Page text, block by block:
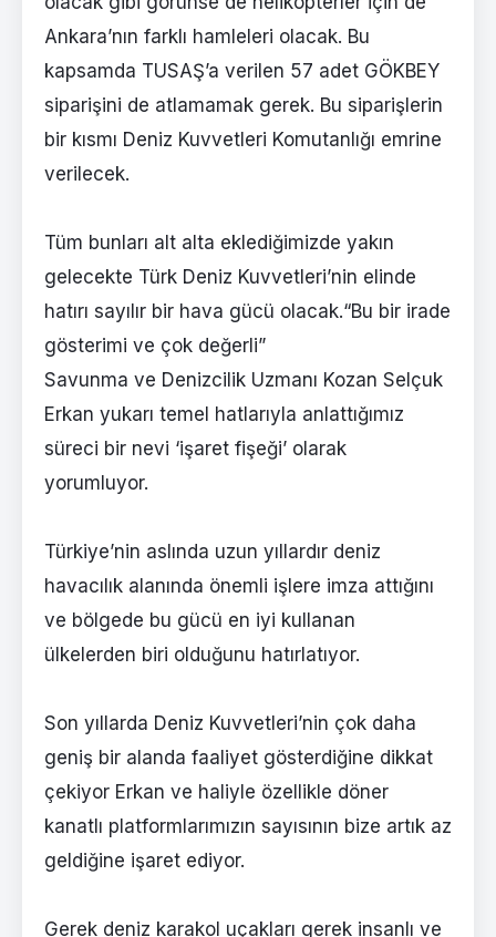
Ankara’nın farklı hamleleri olacak. Bu
kapsamda TUSAŞ’a verilen 57 adet GÖKBEY
siparişini de atlamamak gerek. Bu siparişlerin
bir kısmı Deniz Kuvvetleri Komutanlığı emrine
verilecek.
Tüm bunları alt alta eklediğimizde yakın
gelecekte Türk Deniz Kuvvetleri’nin elinde
hatırı sayılır bir hava gücü olacak.“Bu bir irade
gösterimi ve çok değerli”
Savunma ve Denizcilik Uzmanı Kozan Selçuk
Erkan yukarı temel hatlarıyla anlattığımız
süreci bir nevi ‘işaret fişeği’ olarak
yorumluyor.
Türkiye’nin aslında uzun yıllardır deniz
havacılık alanında önemli işlere imza attığını
ve bölgede bu gücü en iyi kullanan
ülkelerden biri olduğunu hatırlatıyor.
Son yıllarda Deniz Kuvvetleri’nin çok daha
geniş bir alanda faaliyet gösterdiğine dikkat
çekiyor Erkan ve haliyle özellikle döner
kanatlı platformlarımızın sayısının bize artık az
geldiğine işaret ediyor.
Gerek deniz karakol uçakları gerek insanlı ve